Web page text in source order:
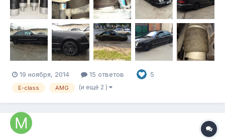
19 ноября, 2014 15 ответов 5
E-class AMG (и ещё 2 )